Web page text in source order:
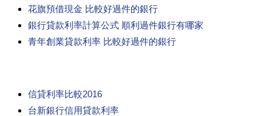
花旗預借現金 比較好過件的銀行
銀行貸款利率計算公式 順利過件銀行有哪家
青年創業貸款利率 比較好過件的銀行
信貸利率比較2016
台新銀行信用貸款利率